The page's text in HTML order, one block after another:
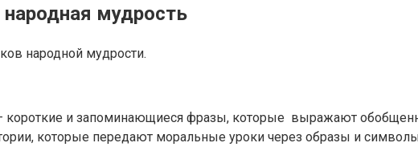
мудрость
народной мудрости.
короткие и запоминающиеся фразы, которые выражают
которые передают моральные уроки через образы и